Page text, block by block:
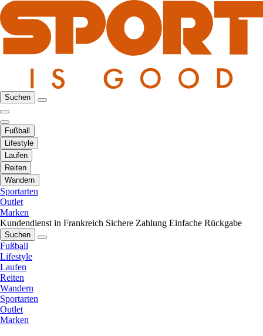
Suchen
Fußball
Lifestyle
Laufen
Reiten
Wandern
Sportarten
Outlet
Marken
Kundendienst in Frankreich Sichere Zahlung Einfache Rückgabe
Suchen
Fußball
Lifestyle
Laufen
Reiten
Wandern
Sportarten
Outlet
Marken